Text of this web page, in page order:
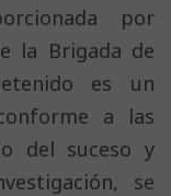
por
la Brigada de
es un
a las
del suceso y
se